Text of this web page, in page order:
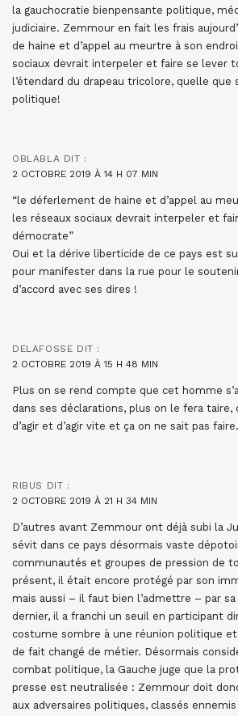
la gauchocratie bienpensante politique,
judiciaire. Zemmour en fait les frais
de haine et d’appel au meurtre à son
sociaux devrait interpeler et faire se lever
l’étendard du drapeau tricolore, quelle
politique!
OBLABLA DIT :
2 OCTOBRE 2019 À 14 H 07 MIN
“le déferlement de haine et d’appel au
les réseaux sociaux devrait interpeler et
démocrate”
Oui et la dérive liberticide de ce pays est
pour manifester dans la rue pour le
d’accord avec ses dires !
DELAFOSSE DIT :
2 OCTOBRE 2019 À 15 H 48 MIN
Plus on se rend compte que cet homme
dans ses déclarations, plus on le fera taire,
d’agir et d’agir vite et ça on ne sait pas faire.
RIBUS DIT :
2 OCTOBRE 2019 À 21 H 34 MIN
D’autres avant Zemmour ont déjà subi la
sévit dans ce pays désormais vaste
communautés et groupes de pression de
présent, il était encore protégé par son
mais aussi – il faut bien l’admettre – par sa
dernier, il a franchi un seuil en participant
costume sombre à une réunion politique
de fait changé de métier. Désormais
combat politique, la Gauche juge que la
presse est neutralisée : Zemmour doit
aux adversaires politiques, classés ennemis